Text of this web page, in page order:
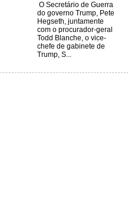
O Secretário de Guerra
do governo Trump, Pete
Hegseth, juntamente
com o procurador-geral
Todd Blanche, o vice-
chefe de gabinete de
Trump, S...